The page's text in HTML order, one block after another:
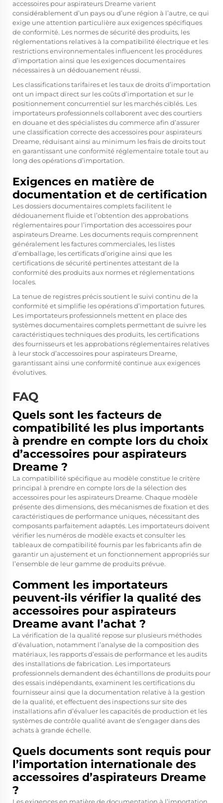
accessoires pour aspirateurs Dreame varient
considérablement d’un pays ou d’une région à l’autre, ce qui
exige une attention particulière aux exigences spécifiques
de conformité. Les normes de sécurité des produits, les
réglementations relatives à la compatibilité électrique et les
restrictions environnementales influencent les procédures
d’importation ainsi que les exigences documentaires
nécessaires à un dédouanement réussi.
Les classifications tarifaires et les taux de droits d’importation
ont un impact direct sur les coûts d’importation et sur le
positionnement concurrentiel sur les marchés ciblés. Les
importateurs professionnels collaborent avec des courtiers
en douane et des spécialistes du commerce afin d’assurer
une classification correcte des accessoires pour aspirateurs
Dreame, réduisant ainsi au minimum les frais de droits tout
en garantissant une conformité réglementaire totale tout au
long des opérations d’importation.
Exigences en matière de
documentation et de certification
Les dossiers documentaires complets facilitent le
dédouanement fluide et l’obtention des approbations
réglementaires pour l’importation des accessoires pour
aspirateurs Dreame. Les documents requis comprennent
généralement les factures commerciales, les listes
d’emballage, les certificats d’origine ainsi que les
certifications de sécurité pertinentes attestant de la
conformité des produits aux normes et réglementations
locales.
La tenue de registres précis soutient le suivi continu de la
conformité et simplifie les opérations d’importation futures.
Les importateurs professionnels mettent en place des
systèmes documentaires complets permettant de suivre les
caractéristiques techniques des produits, les certifications
des fournisseurs et les approbations réglementaires relatives
à leur stock d’accessoires pour aspirateurs Dreame,
garantissant ainsi une conformité continue aux exigences
évolutives.
FAQ
Quels sont les facteurs de
compatibilité les plus importants
à prendre en compte lors du choix
d’accessoires pour aspirateurs
Dreame ?
La compatibilité spécifique au modèle constitue le critère
principal à prendre en compte lors de la sélection des
accessoires pour les aspirateurs Dreame. Chaque modèle
présente des dimensions, des mécanismes de fixation et des
caractéristiques de performance uniques, nécessitant des
composants parfaitement adaptés. Les importateurs doivent
vérifier les numéros de modèle exacts et consulter les
tableaux de compatibilité fournis par les fabricants afin de
garantir un ajustement et un fonctionnement appropriés sur
l’ensemble de leur gamme de produits prévue.
Comment les importateurs
peuvent-ils vérifier la qualité des
accessoires pour aspirateurs
Dreame avant l’achat ?
La vérification de la qualité repose sur plusieurs méthodes
d’évaluation, notamment l’analyse de la composition des
matériaux, les rapports d’essais de performance et les audits
des installations de fabrication. Les importateurs
professionnels demandent des échantillons de produits pour
des essais indépendants, examinent les certifications du
fournisseur ainsi que la documentation relative à la gestion
de la qualité, et effectuent des inspections sur site des
installations afin d’évaluer les capacités de production et les
systèmes de contrôle qualité avant de s’engager dans des
achats à grande échelle.
Quels documents sont requis pour
l’importation internationale des
accessoires d’aspirateurs Dreame
?